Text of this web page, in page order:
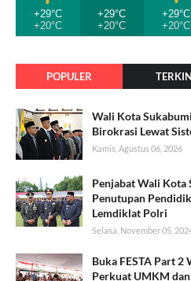
+29°C
+20°C
+29°C
+20°C
+29°C
+20°C
POPULER
Wali Kota
Birokrasi Lewat
Kamis, Agustus 06, 2026
Penjabat Wali Kota
Penutupan
Lemdiklat Polri
Selasa, November 05,
Buka FESTA Part 2
Perkuat UMKM